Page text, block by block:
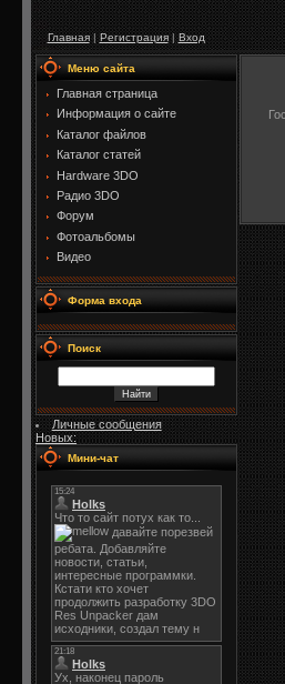
Главная|Регистрация|Вход
Меню сайта
Главная страница
Информация о сайте
Каталог файлов
Каталог статей
Hardware 3DO
Радио 3DO
Форум
Фотоальбомы
Видео
Форма входа
Поиск
Личные сообщения
Новых:
Мини-чат